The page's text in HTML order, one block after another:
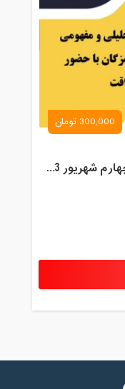
300,000 تومان
کلاس آنلاین ریاضی پنجم ترم چهارم شهریور 1403